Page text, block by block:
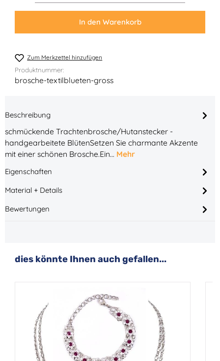
In den Warenkorb
Zum Merkzettel hinzufügen
Produktnummer:
brosche-textilblueten-gross
Beschreibung
schmückende Trachtenbrosche/Hutanstecker -
handgearbeitete BlütenSetzen Sie charmante Akzente
mit einer schönen Brosche.Ein… Mehr
Eigenschaften
Material + Details
Bewertungen
Produktgalerie überspringen
dies könnte Ihnen auch gefallen...